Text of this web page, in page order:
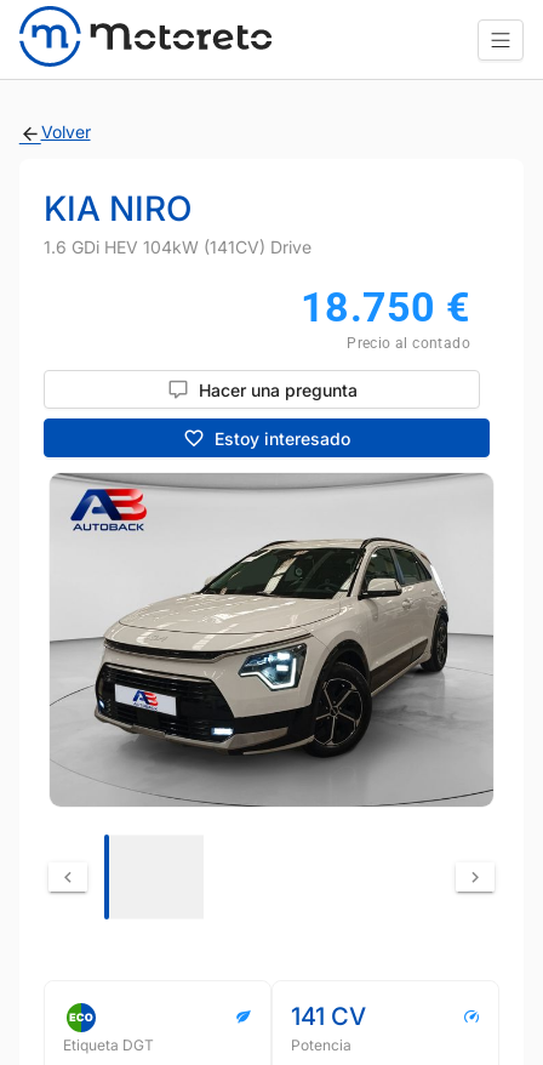
Volver
KIA NIRO
1.6 GDi HEV 104kW (141CV) Drive
18.750 €
Precio al contado
Hacer una pregunta
Estoy interesado
Etiqueta DGT
141 CV
Potencia